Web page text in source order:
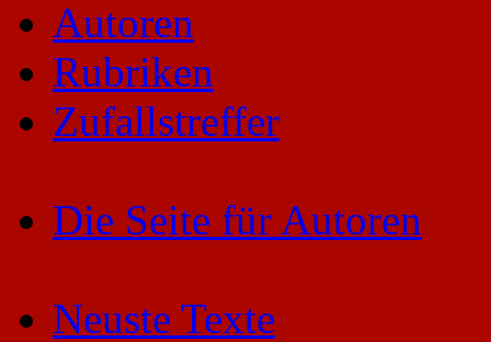
Autoren
Rubriken
Zufallstreffer
Die Seite für Autoren
Neuste Texte